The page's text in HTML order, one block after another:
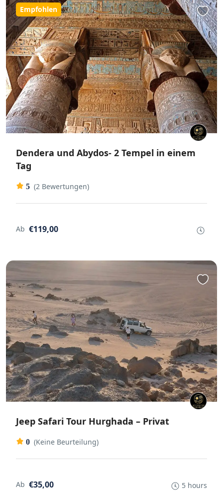
Empfohlen
Dendera und Abydos- 2 Tempel in einem
Tag
5 (2 Bewertungen)
Ab €119,00
Jeep Safari Tour Hurghada – Privat
0 (Keine Beurteilung)
Ab €35,00 5 hours